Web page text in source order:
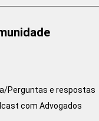
Perguntas e respostas
com Advogados